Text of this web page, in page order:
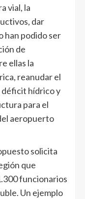
vial, la
dar
han podido ser
de
ellas la
reanudar el
déficit hídrico y
para el
aeropuerto
solicita
que
funcionarios
Un ejemplo